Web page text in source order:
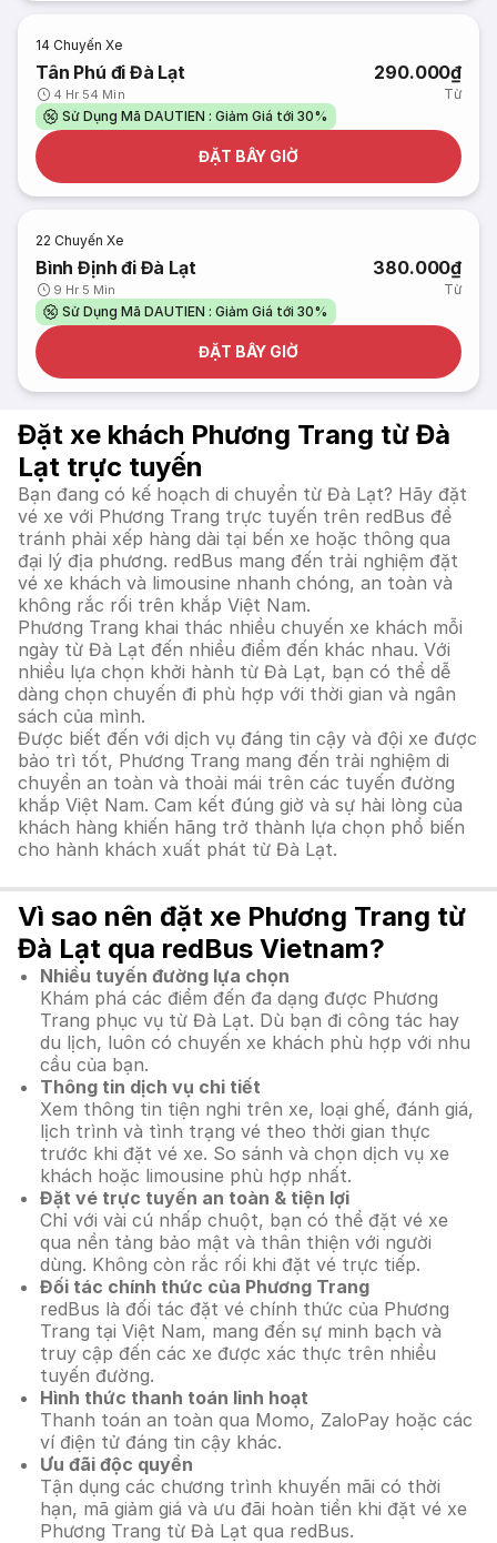
14 Chuyến Xe
Tân Phú đi Đà Lạt
4 Hr 54 Min
290.000₫
Từ
Sử Dụng Mã DAUTIEN : Giảm Giá tới 30%
ĐẶT BÂY GIỜ
22 Chuyến Xe
Bình Định đi Đà Lạt
9 Hr 5 Min
380.000₫
Từ
Sử Dụng Mã DAUTIEN : Giảm Giá tới 30%
ĐẶT BÂY GIỜ
Đặt xe khách Phương Trang từ Đà
Lạt trực tuyến
Bạn đang có kế hoạch di chuyển từ Đà Lạt? Hãy đặt
vé xe với Phương Trang trực tuyến trên redBus để
tránh phải xếp hàng dài tại bến xe hoặc thông qua
đại lý địa phương. redBus mang đến trải nghiệm đặt
vé xe khách và limousine nhanh chóng, an toàn và
không rắc rối trên khắp Việt Nam.
Phương Trang khai thác nhiều chuyến xe khách mỗi
ngày từ Đà Lạt đến nhiều điểm đến khác nhau. Với
nhiều lựa chọn khởi hành từ Đà Lạt, bạn có thể dễ
dàng chọn chuyến đi phù hợp với thời gian và ngân
sách của mình.
Được biết đến với dịch vụ đáng tin cậy và đội xe được
bảo trì tốt, Phương Trang mang đến trải nghiệm di
chuyển an toàn và thoải mái trên các tuyến đường
khắp Việt Nam. Cam kết đúng giờ và sự hài lòng của
khách hàng khiến hãng trở thành lựa chọn phổ biến
cho hành khách xuất phát từ Đà Lạt.
Vì sao nên đặt xe Phương Trang từ
Đà Lạt qua redBus Vietnam?
Nhiều tuyến đường lựa chọn
Khám phá các điểm đến đa dạng được Phương
Trang phục vụ từ Đà Lạt. Dù bạn đi công tác hay
du lịch, luôn có chuyến xe khách phù hợp với nhu
cầu của bạn.
Thông tin dịch vụ chi tiết
Xem thông tin tiện nghi trên xe, loại ghế, đánh giá,
lịch trình và tình trạng vé theo thời gian thực
trước khi đặt vé xe. So sánh và chọn dịch vụ xe
khách hoặc limousine phù hợp nhất.
Đặt vé trực tuyến an toàn & tiện lợi
Chỉ với vài cú nhấp chuột, bạn có thể đặt vé xe
qua nền tảng bảo mật và thân thiện với người
dùng. Không còn rắc rối khi đặt vé trực tiếp.
Đối tác chính thức của Phương Trang
redBus là đối tác đặt vé chính thức của Phương
Trang tại Việt Nam, mang đến sự minh bạch và
truy cập đến các xe được xác thực trên nhiều
tuyến đường.
Hình thức thanh toán linh hoạt
Thanh toán an toàn qua Momo, ZaloPay hoặc các
ví điện tử đáng tin cậy khác.
Ưu đãi độc quyền
Tận dụng các chương trình khuyến mãi có thời
hạn, mã giảm giá và ưu đãi hoàn tiền khi đặt vé xe
Phương Trang từ Đà Lạt qua redBus.